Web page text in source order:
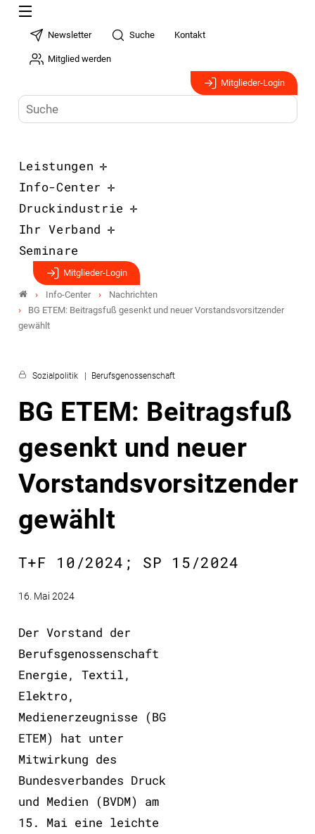
Newsletter Suche Kontakt
Mitglied werden
Mitglieder-Login
Leistungen
Info-Center
Druckindustrie
Ihr Verband
Seminare
Mitglieder-Login
Info-Center
Nachrichten
BG ETEM: Beitragsfuß gesenkt und neuer Vorstandsvorsitzender
gewählt
Sozialpolitik Berufsgenossenschaft
BG ETEM: Beitragsfuß
gesenkt und neuer
Vorstandsvorsitzender
gewählt
T+F 10/2024; SP 15/2024
16. Mai 2024
Der Vorstand der
Berufsgenossenschaft
Energie, Textil,
Elektro,
Medienerzeugnisse (BG
ETEM) hat unter
Mitwirkung des
Bundesverbandes Druck
und Medien (BVDM) am
15. Mai eine leichte